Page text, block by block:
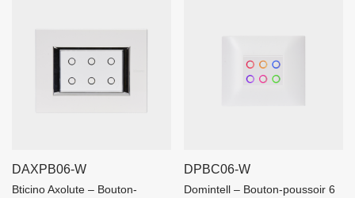
DAXPB06-W
Bticino Axolute – Bouton-
DPBC06-W
Domintell – Bouton-poussoir 6